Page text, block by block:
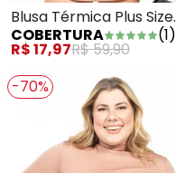
Blusa Térmica Plus Size
Rosa
COBERTURA (1)
R$ 17,97R$ 59,90
-70%